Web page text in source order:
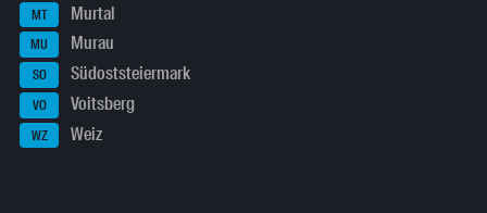
MT Murtal
MU Murau
SO Südoststeiermark
VO Voitsberg
WZ Weiz